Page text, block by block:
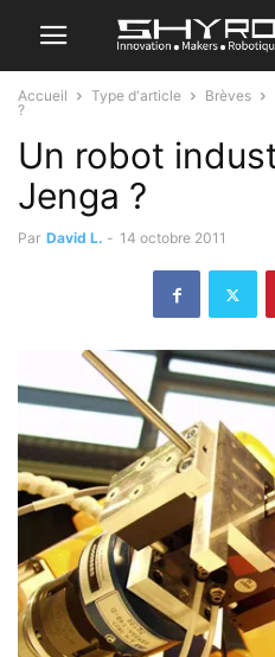
Accueil Type d'article Brèves
?
Un robot
Jenga ?
Par David L. - 14 octobre 2011